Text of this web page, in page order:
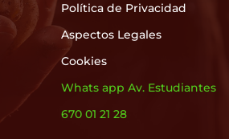
Política de Privacidad
Aspectos Legales
Cookies
Whats app Av. Estudiantes
670 01 21 28